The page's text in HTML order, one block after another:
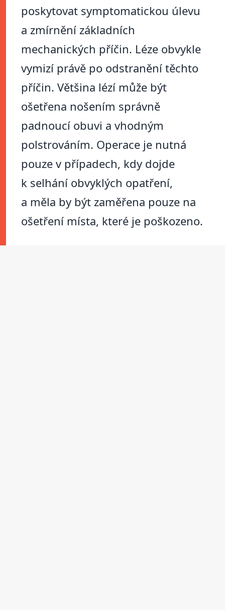
poskytovat symptomatickou úlevu
a zmírnění základních
mechanických příčin. Léze obvykle
vymizí právě po odstranění těchto
příčin. Většina lézí může být
ošetřena nošením správně
padnoucí obuvi a vhodným
polstrováním. Operace je nutná
pouze v případech, kdy dojde
k selhání obvyklých opatření,
a měla by být zaměřena pouze na
ošetření místa, které je poškozeno.